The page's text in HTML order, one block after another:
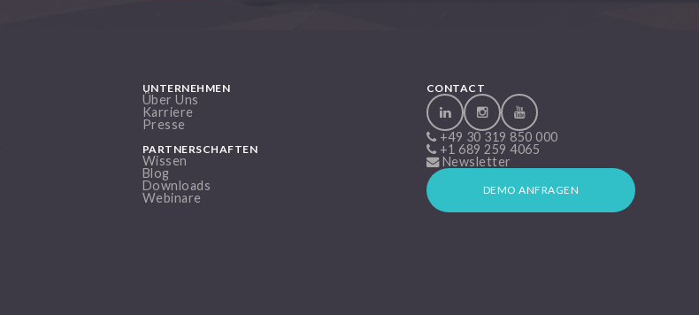
UNTERNEHMEN
Über Uns
Karriere
Presse
PARTNERSCHAFTEN
Wissen
Blog
Downloads
Webinare
CONTACT
+49 30 319 850 000
+1 689 259 4065
Newsletter
DEMO ANFRAGEN